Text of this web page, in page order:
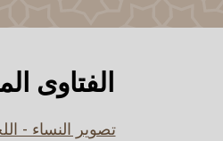
الفتاوى
تصوير النساء -